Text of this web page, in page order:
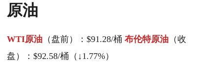
原油
WTI原油 （盘前）：$91.28/桶 布伦特原油 （收
盘）：$92.58/桶（↓1.77%）